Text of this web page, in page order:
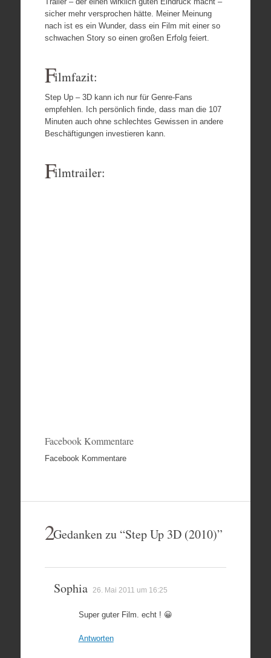
sicher mehr versprochen hätte. Meiner Meinung
nach ist es ein Wunder, dass ein Film mit einer so
schwachen Story so einen großen Erfolg feiert.
Filmfazit:
Step Up – 3D kann ich nur für Genre-Fans
empfehlen. Ich persönlich finde, dass man die 107
Minuten auch ohne schlechtes Gewissen in andere
Beschäftigungen investieren kann.
Filmtrailer:
Facebook Kommentare
Facebook Kommentare
2Gedanken zu “Step Up 3D (2010)”
Sophia 26. Mai 2011 um 16:25
Super guter Film. echt ! 😀
Antworten